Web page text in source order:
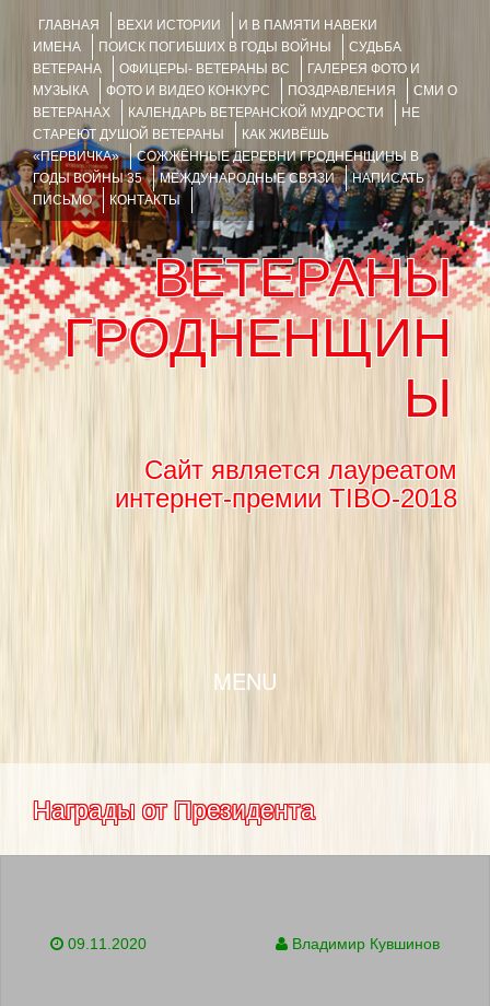
ГЛАВНАЯ ВЕХИ ИСТОРИИ
И В ПАМЯТИ НАВЕКИ
ИМЕНА
ПОИСК ПОГИБШИХ В ГОДЫ ВОЙНЫ
СУДЬБА
ВЕТЕРАНА
ОФИЦЕРЫ- ВЕТЕРАНЫ ВС
ГАЛЕРЕЯ ФОТО И
МУЗЫКА
ФОТО И ВИДЕО КОНКУРС ПОЗДРАВЛЕНИЯ
СМИ О
ВЕТЕРАНАХ
КАЛЕНДАРЬ ВЕТЕРАНСКОЙ МУДРОСТИ
НЕ
СТАРЕЮТ ДУШОЙ ВЕТЕРАНЫ
КАК ЖИВЁШЬ
«ПЕРВИЧКА»
СОЖЖЁННЫЕ ДЕРЕВНИ ГРОДНЕНЩИНЫ В
ГОДЫ ВОЙНЫ 35
МЕЖДУНАРОДНЫЕ СВЯЗИ
НАПИСАТЬ
ПИСЬМО
КОНТАКТЫ
ВЕТЕРАНЫ
ГРОДНЕНЩИН
Ы
Сайт является лауреатом
интернет-премии TIBO-2018
MENU
Награды от Президента
09.11.2020 Владимир Кувшинов